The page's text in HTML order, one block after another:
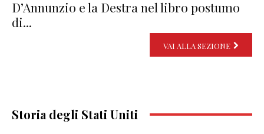
D’Annunzio e la Destra nel libro postumo
di...
VAI ALLA SEZIONE
Storia degli Stati Uniti